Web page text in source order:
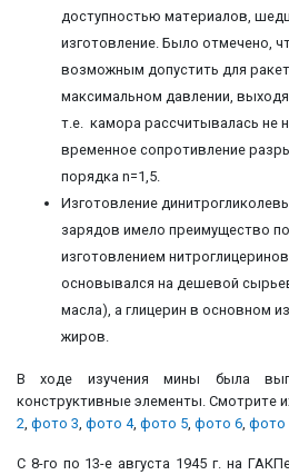
доступностью материалов,
изготовление. Было отмечено,
возможным допустить для
максимальном давлении,
т.е. камора рассчитывалась не
временное сопротивление
порядка n=1,5.
Изготовление
зарядов имело преимущество
изготовлением
основывался на дешевой
масла), а глицерин в основном
жиров.
В ходе изучения мины была
конструктивные элементы. Смотрите
2, фото 3, фото 4, фото 5, фото 6, фото
С 8-го по 13-е августа 1945 г. на